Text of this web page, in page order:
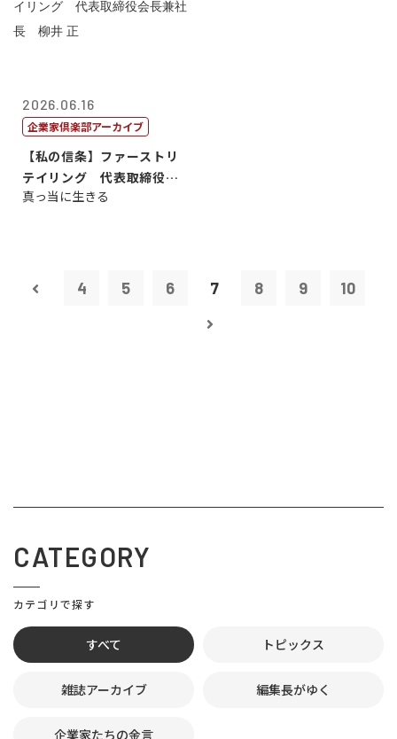
2026.06.16
企業家倶楽部アーカイブ
【私の信条】ファーストリ
テイリング 代表取締役会
長兼社長 柳...
真っ当に生きる
4 5 6 7 8 9 10
CATEGORY
カテゴリで探す
すべて トピックス
雑誌アーカイブ 編集長がゆく
企業家たちの金言